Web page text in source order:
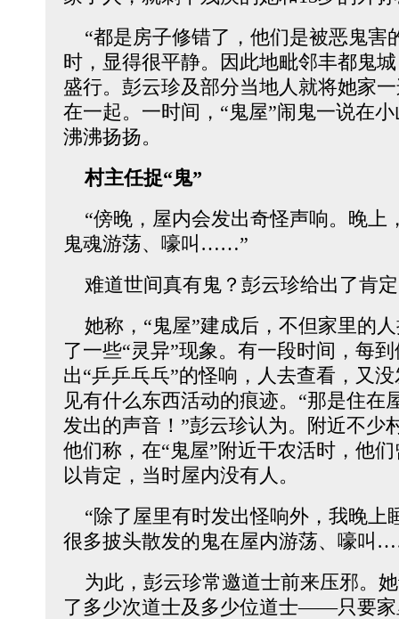
“都是房子修错了，他们是被恶鬼
时，显得很平静。因此地毗邻丰都鬼
盛行。彭云珍及部分当地人就将她家
在一起。一时间，“鬼屋”闹鬼一说在
沸沸扬扬。
村主任捉“鬼”
“傍晚，屋内会发出奇怪声响。晚上
鬼魂游荡、嚎叫……”
难道世间真有鬼？彭云珍给出了肯
她称，“鬼屋”建成后，不但家里的
了一些“灵异”现象。有一段时间，每
出“乒乒乓乓”的怪响，人去查看，又
见有什么东西活动的痕迹。“那是住在
发出的声音！”彭云珍认为。附近不少
他们称，在“鬼屋”附近干农活时，他
以肯定，当时屋内没有人。
“除了屋里有时发出怪响外，我晚上
很多披头散发的鬼在屋内游荡、嚎叫
为此，彭云珍常邀道士前来压邪。
了多少次道士及多少位道士――只要家